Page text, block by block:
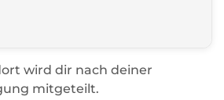
wird dir nach deiner
mitgeteilt.